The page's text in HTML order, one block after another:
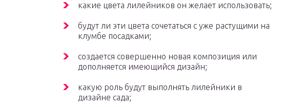
какие цвета лилейников он желает использовать;
будут ли эти цвета сочетаться с уже растущими на
клумбе посадками;
создается совершенно новая композиция или
дополняется имеющийся дизайн;
какую роль будут выполнять лилейники в
дизайне сада;